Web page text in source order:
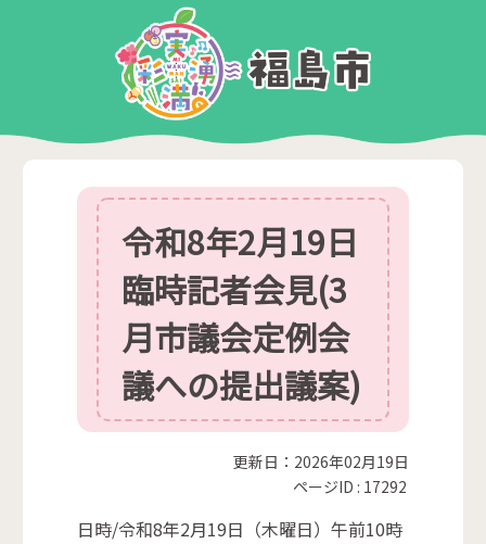
令和8年2月19日
臨時記者会見(3
月市議会定例会
議への提出議案)
更新日：2026年02月19日
ページID : 17292
日時/令和8年2月19日（木曜日）午前10時